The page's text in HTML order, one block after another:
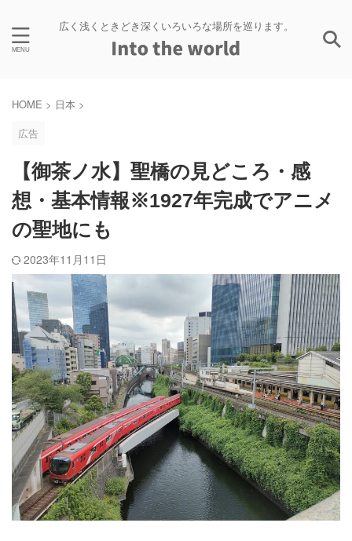
広く浅くときどき深くいろいろな場所を巡ります。
HOME > 日本 >
広告
【御茶ノ水】聖橋の見どころ・感
想・基本情報※1927年完成でアニメ
の聖地にも
2023年11月11日